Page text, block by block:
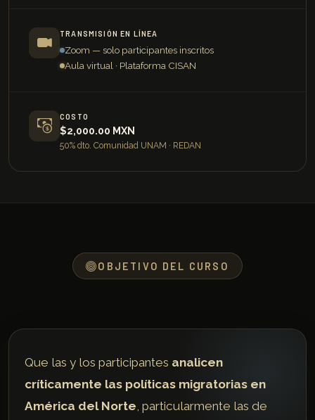
TRANSMISIÓN EN LÍNEA
Zoom — solo participantes inscritos
Aula virtual · Plataforma CISAN
COSTO
$2,000.00 MXN
50% dto. Comunidad UNAM · REDAN
OBJETIVO DEL CURSO
Que las y los participantes analicen
críticamente las políticas migratorias en
América del Norte, particularmente las de